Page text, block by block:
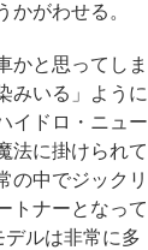
がわせる。
かと思ってしま
みいる」ように
イドロ・ニュー
法に掛けられて
の中でジックリ
トナーとなって
デルは非常に多